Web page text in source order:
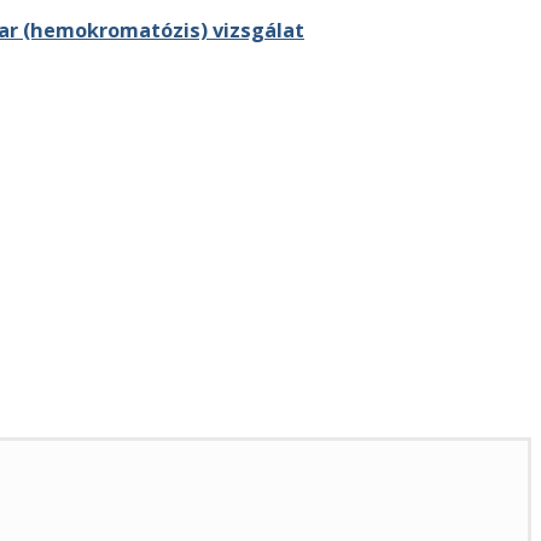
(hemokromatózis) vizsgálat